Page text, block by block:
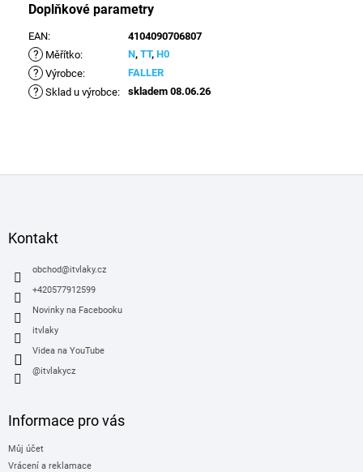
Doplňkové parametry
EAN: 4104090706807
? Měřítko: N, TT, H0
? Výrobce: FALLER
? Sklad u výrobce: skladem 08.06.26
Kontakt
obchod@itvlaky.cz
+420577912599
Novinky na Facebooku
itvlaky
Videa na YouTube
@itvlakycz
Informace pro vás
Můj účet
Vrácení a reklamace